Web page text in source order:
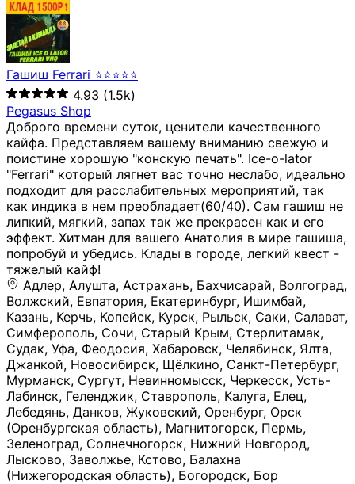
Гашиш Ferrari ⭐⭐⭐⭐⭐
4.93 (1.5k)
Pegasus Shop
Доброго времени суток, ценители качественного
кайфа. Представляем вашему вниманию свежую и
поистине хорошую "конскую печать". Ice-o-lator
"Ferrari" который лягнет вас точно неслабо, идеально
подходит для расслабительных мероприятий, так
как индика в нем преобладает(60/40). Сам гашиш не
липкий, мягкий, запах так же прекрасен как и его
эффект. Хитман для вашего Анатолия в мире гашиша,
попробуй и убедись. Клады в городе, легкий квест -
тяжелый кайф!
Адлер, Алушта, Астрахань, Бахчисарай, Волгоград, Волжский, Евпатория, Екатеринбург, Ишимбай, Казань, Керчь, Копейск, Курск, Рыльск, Саки, Салават, Симферополь, Сочи, Старый Крым, Стерлитамак, Судак, Уфа, Феодосия, Хабаровск, Челябинск, Ялта, Джанкой, Новосибирск, Щёлкино, Санкт-Петербург, Мурманск, Сургут, Невинномысск, Черкесск, Усть-Лабинск, Геленджик, Ставрополь, Калуга, Елец, Лебедянь, Данков, Жуковский, Оренбург, Орск (Оренбургская область), Магнитогорск, Пермь, Зеленоград, Солнечногорск, Нижний Новгород, Лысково, Заволжье, Кстово, Балахна (Нижегородская область), Богородск, Бор (Нижегородская область), Саратов, Энгельс, Ижевск, Тюмень, Ростов-на-Дону, Шахты, Новочеркасск, Батайск, Аксай, Люберцы, Истра, Москва, Армавир, Краснодар, Магадан, Самара, Анапа, Славянск-на-Кубани, Чаплыгин, Липецк, Нижний Тагил, Орехово-Зуево, Усть-Джегута, Лянтор, Нефтеюганск, Пыть-Ях, Урень, Ветлуга, Шахунья, Новороссийск, Крымск, Тимашёвск, Тольятти, Воткинск, Звенигород, Руза, Можайск, Белгород, Воронеж, Соликамск, Нытва, Лысьва (Пермский край), Чусовой, Кунгур, Краснокамск, Миасс, Губаха, Тула, Новомосковск, Донской, Омск, Льгов, Мытищи, Королёв, Ивантеевка, Балашиха, Семилуки, Кудымкар, Старый Оскол, Оса (Пермский край), Одинцово (Московская область), Ханты-Мансийск, Лабинск, Темрюк, Курганинск, Белореченск (Краснодарский край), Алупкa, Губкин, Рязань, Калининград, Усть-Илимск, Фрязино, Минеральные Воды, Пятигорск, Кострома, Ярославль, Коркино, Верхняя Пышма, Подольск, Красноярск, Смоленск, Долгопрудный, Чебоксары, Калачинск, Канск, Киров (Кировская область), Вологда, Рославль, Владивосток, Обнинск, Балабаново (Калужская область), Малоярославец, Брянск, Видное, Ярцево, Вязьма, Гагарин, Приволжск, Фурманов, Чайковский, Кинешма, Горячий Ключ, Улан-Удэ, Туймазы, Дюртюли, Альметьевск, Нефтекамск, Хадыженск, Апшеронск, Майкоп, Уссурийск, Ульяновск, Гатчина, Луга (Ленинградская область), Надым, Ногинск, Электросталь, Железнодорожный (Московская область), Бутурлиновка, Кириллов, Краснознаменск (Калиниградская область), Мышкин, Томмот, Холм, Абакан, Абдулино, Агидель, Агрыз, Адыгейск, Азнакаево, Алатырь, Алдан, Алейск, Александров, Александровск, Алексеевка (Белгородская обл.), Алексин, Амурск, Анадырь, Ангарск, Андреаполь, Анжеро-Судженск, Анива, Апатиты, Арамиль, Ардон, Арзамас, Аркадак, Арсеньев, Артём, Артёмовский, Архангельск, Асбест, Асино, Аткарск, Ахтубинск, Аша, Бабаево (Вологодская область), Бавлы (Республика Татарстан), Байкальск, Бакал, Баксан, Балаклава, Балаково (Саратовская область), Балашов (Саратовская область), Балтийск, Барабинск, Барнаул, Барыш (Ульяновская область), Бежецк, Белая Калитва (Ростовская область), Белебей, Белогорск (Крым), Белозерск, Белокуриха, Беломорск, Белоозёрский (Московская область), Белорецк (Республика Башкортостан), Кызыл, Белоярский (Ханты-Мансийский АО), Бердск, Березники (Пермский край), Берёзовский (Кемеровская область), Берёзовский (Свердловская область), Беслан, Бийск, Бикин, Билибино, Биробиджан, Благовещенск (Амурская область), Благовещенск (Башкортостан), Бобров, Богородицк, Боготол, Богучар, Бокситогорск (Ленинградская область), Бологое (Тверская область), Болхов, Большой Камень (Приморский край), Борисоглебск (Воронежская область), Боровичи (Новгородская область), Боровск, Бородино, Братск, Бронницы (Московская область), Бугульма (Республика Татарстан), Бугуруслан (Оренбургская область), Буинск, Буй, Буйнакск, Валдай, Валуйки, Велиж, Великие Луки, Великий Новгород, Великий Устюг, Вельск, Венёв, Верещагино, Верхнеуральск, Верхний Уфалей, Верхняя Салда, Верхняя Тура, Весьегонск, Вилючинск, Вихоревка, Вичуга, Владикавказ, Волгодонск, Волгореченск, Володарск, Волосово, Волчанск, Вольск, Воркута, Ворсма, Всеволожск (Ленинградская область), Вуктыл, Выкса, Высоковск, Высоцк, Вытегра, Вышний Волочёк, Вяземский, Вязники, Вятские Поляны, Нея, Шилка, Гаврилов Посад, Гаврилов-Ям, Гай, Галич, Гдов, Голицыно, Горно-Алтайск, Горнозаводск, Горняк, Городец, Гороховец, Гремячинск, Грозный, Грязи, Грязовец, Губкинский, Гуково, Гулькевичи, Гурьевск (Калининградская область), Гурьевск (Кемеровская область), Гусев, Гусь-Хрустальный, Давлеканово, Далматово, Дальнегорск, Дегтярск, Дедовск, Демидов, Дербент, Десногорск, Дзержинск, Дзержинский (Московская область), Дивногорск, Димитровград, Дмитровск, Дно, Добрянка, Долинск, Домодедово, Донецк (ДНР), Дорогобуж, Дрезна, Дубна, Дудинка, Духовщина, Дятьково, Егорьевск, Елабуга, Елизово, Ельня (Будет изменено название), Емва, Енисейск, Ермолино, Ершов, Ессентуки, Ефремов, Железноводск, Железногорск (Красноярский край), Железногорск (Курская область), Железногорск-Илимский, Жигулёвск, Жиздра, Жирновск, Жуков, Жуковка, Заводоуковск, Заволжск, Задонск, Заинск, Заозёрный, Заозёрск, Западная Двина, Заполярный, Зарайск, Заречный (Пензенская область), Заречный (Свердловская область), Заринск, Звенигово, Зверево, Зеленогорск ( Ленинградская обл. ), Зеленоградск, Зеленодольск, Зеленокумск, Зерноград, Зима, Змеиногорск, Зубцов, Ивангород, Иваново, Ивдель, Избербаш, Изобильный, Иланский, Инза, Инкерман, Инта, Ипатово, Искитим, Йошкар-Ола, Кадников, Калач, Калач-на-Дону, Калининск, Калтан, Калязин, Камбарка, Каменка (Пензенская область), Каменногорск (Ленинградская область), Каменск-Уральский, Каменск-Шахтинский, Камень-на-Оби, Камешково, Камышин, Канаш, Кандалакша, Карабаново, Карабаш, Карачаевск, Каргат, Каргополь, Карпинск, Карталы, Касимов, Касли, Каспийск, Катав-Ивановск, Катайск, Качканар, Кашин, Кашира, Кемерово, Кемь, Кизел, Кизилюрт, Кизляр, Кимовск, Кимры, Кингисепп, Кинель, Киреевск, Киренск, Киржач, Кириши, Кирово-Чепецк, Кировск (Ленинградская область), Кировск (Мурманская область), Кирсанов, Киселёвск, Кисловодск, Климовск, Клинцы, Княгинино, Ковдор, Ковров, Когалым, Козельск, Козьмодемьянск, Кола, Кологрив, Колпашево, Колпино, Кольчугино, Комсомольск, Комсомольск-на-Амуре, Конаково, Кондопога, Кондрово, Константиновск, Кораблино, Кореновск, Корсаков, Коряжма, Костерёво, Костомукша, Котельники, Котельниково, Котельнич, Котлас, Котовск, Кохма, Красноармейск (Московская область), Краснозаводск, Краснознаменск (Московская область), Краснокаменск, Краснослободск (Волгоградская область), Краснотурьинск, Красноуральск, Красный Сулин, Кремёнки, Кропоткин, Кубинка, Кувшиново (Тверская область), Кудрово, Кулебаки, Кумертау, Курлово, Куровское, Куртамыш, Курчатов, Куса, Кушва, Кыштым, Лабытнанги, Лагань, Лаишево (Республика Татарстан), Лакинск, Лангепас, Лахденпохья, Ленинск-Кузнецкий, Ленск (Республика Саха), Лермонтов (Ставропольский край), Лесозаводск (Приморский край), Лесосибирск, Ливны (Орловская область), Ликино-Дулёво, Липки (Тульская область), Лиски (Воронежская область), Лихославль, Лодейное Поле, Ломоносов (Санкт-Петербург), Лосино-Петровский, Лукоянов, Луховицы, Лыткарино, Любань (Ленинградская область), Любим, Людиново, Магас, Майский, Макаров, Малая Вишера, Малгобек, Мамадыш, Мамоново, Мантурово, Маркс, Махачкала, Мглин, Мегион, Медвежьегорск, Медногорск, Медынь, Меленки, Мелеуз, Менделеевск, Мещовск, Микунь, Миллерово, Минусинск, Миньяр, Мирный (Архангельская область), Мирный (Якутия), Михайловка (Город), Михайловск (Свердловская область), Михайловск (Ставропольский край), Могоча, Можга, Моздок, Мончегорск, Морозовск, Моршанск, Мосальск, Муравленко, Мурино, Муром, Мценск, Мыски, Набережные Челны, Навашино (Нижегородская область), Назарово (Красноярский край), Назрань, Нальчик, Наро-Фоминск, Нарткала, Нарьян-Мар, Находка, Невель (Псковская область), Невельск, Невьянск, Нелидово (Тверская область), Неман, Нерехта (Костромская область), Нерюнгри, Нестеров, Нефтегорск (Самарская область), Нефтекумск, Нижневартовск, Нижнекамск (Республика Татарстан), Нижнеудинск, Нижние Серги, Нижний Ломов, Нижняя Тура, Николаевск-на-Амуре, Никольск (Вологодская область), Никольск (Пензенская область), Новая Ладога, Новая Ляля, Новоалександровск, Новоалтайск, Нововоронеж, Новодвинск, Новозыбков, Новокубанск, Новокуйбышевск, Новомичуринск, Новопавловск, Новоржев, Новосокольники, Новотроицк, Новоульяновск, Новоуральск, Новохопёрск, Новочебоксарск, Новошахтинск, Новый Оскол, Новый Уренгой, Норильск, Нурлат, Нягань, Нязепетровск, Няндома, Облучье, Обоянь, Озёрск (Калининградская область), Озёрск (Челябинская область), Озёры, Октябрьск (Самарская область), Октябрьский (Башкортостан), Окуловка (Новгородская область), Оленегорск, Олонец, Онега, Опочка, Осинники, Осташков, Остров, Острогожск, Отрадный, Оха, Павлово, Павловск (Воронежская область), Павловск (Санкт-Петербург), Павловский Посад, Партизанск, Певек, Пенза, Первоуральск, Перевоз, Пересвет, Переславль-Залесский, Пестово (Новгородская область), Петрозаводск, Петропавловск-Камчатский, Печоры, Пикалёво, Пионерский, Питкяранта, Плавск, Плёс, Подпорожье, Покачи, Покров, Покровск, Полесск, Полысаево, Полярные Зори, Полярный, Поронайск, Порхов, Похвистнево, Почеп, Починок, Пошехонье, Правдинск, Приморск (Калининградская область), Приморско-Ахтарск, Приозерск, Прокопьевск, Протвино, Прохладный, Пугачёв, Пудож, Пустошка, Пушкино, Пущино, Пыталово, Радужный (Владимирская область), Радужный (Ханты-Мансийский АО), Райчихинск, Раменское, Рассказово, Ревда, Реж, Реутов, Родники, Россошь, Ростов (Ярославская обл.), Рошаль, Ртищево, Рубцовск, Рузаевка, Рыбинск, Рыбное, Ряжск, Салехард, Сальск, Саранск, Сарапул, Саров, Сасово, Сатка, Сафоново, Саяногорск, Саянск, Светлогорск, Светлоград, Светлый, Светогорск (Ленинградская область), Свободный, Себеж, Северобайкальск, Северодвинск, Североуральск, Сегежа, Семикаракорск, Сенгилей, Серафимович, Сергач, Сергиев Посад, Сердобск, Сертолово (Ленинградская область), Сестрорецк (Ленинградская область), Сибай, Скопин, Славгород, Сланцы, Слободской, Слюдянка, Собинка, Советск (Кировская область), Советск (Калининградская область), Советск (Тульская область), Советская Гавань, Советский (Ханты-Мансийский АО), Сокол (Вологодская область), Солигалич, Соль-Илецк, Сольцы, Сортавала, Сосенский, Сосновоборск, Сосновый Бор (Ленинградская область), Сосногорск, Спас-Клепики, Спасск-Рязанский, С